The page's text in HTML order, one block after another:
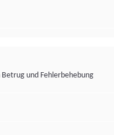
und Fehlerbehebung